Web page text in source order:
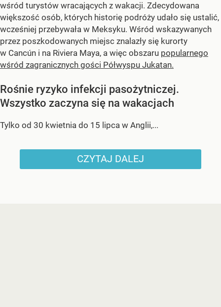
wśród turystów wracających z wakacji. Zdecydowana
większość osób, których historię podróży udało się ustalić,
wcześniej przebywała w Meksyku. Wśród wskazywanych
przez poszkodowanych miejsc znalazły się kurorty
w Cancún i na Riviera Maya, a więc obszaru popularnego
wśród zagranicznych gości Półwyspu Jukatan.
Rośnie ryzyko infekcji pasożytniczej.
Wszystko zaczyna się na wakacjach
Tylko od 30 kwietnia do 15 lipca w Anglii,...
CZYTAJ DALEJ